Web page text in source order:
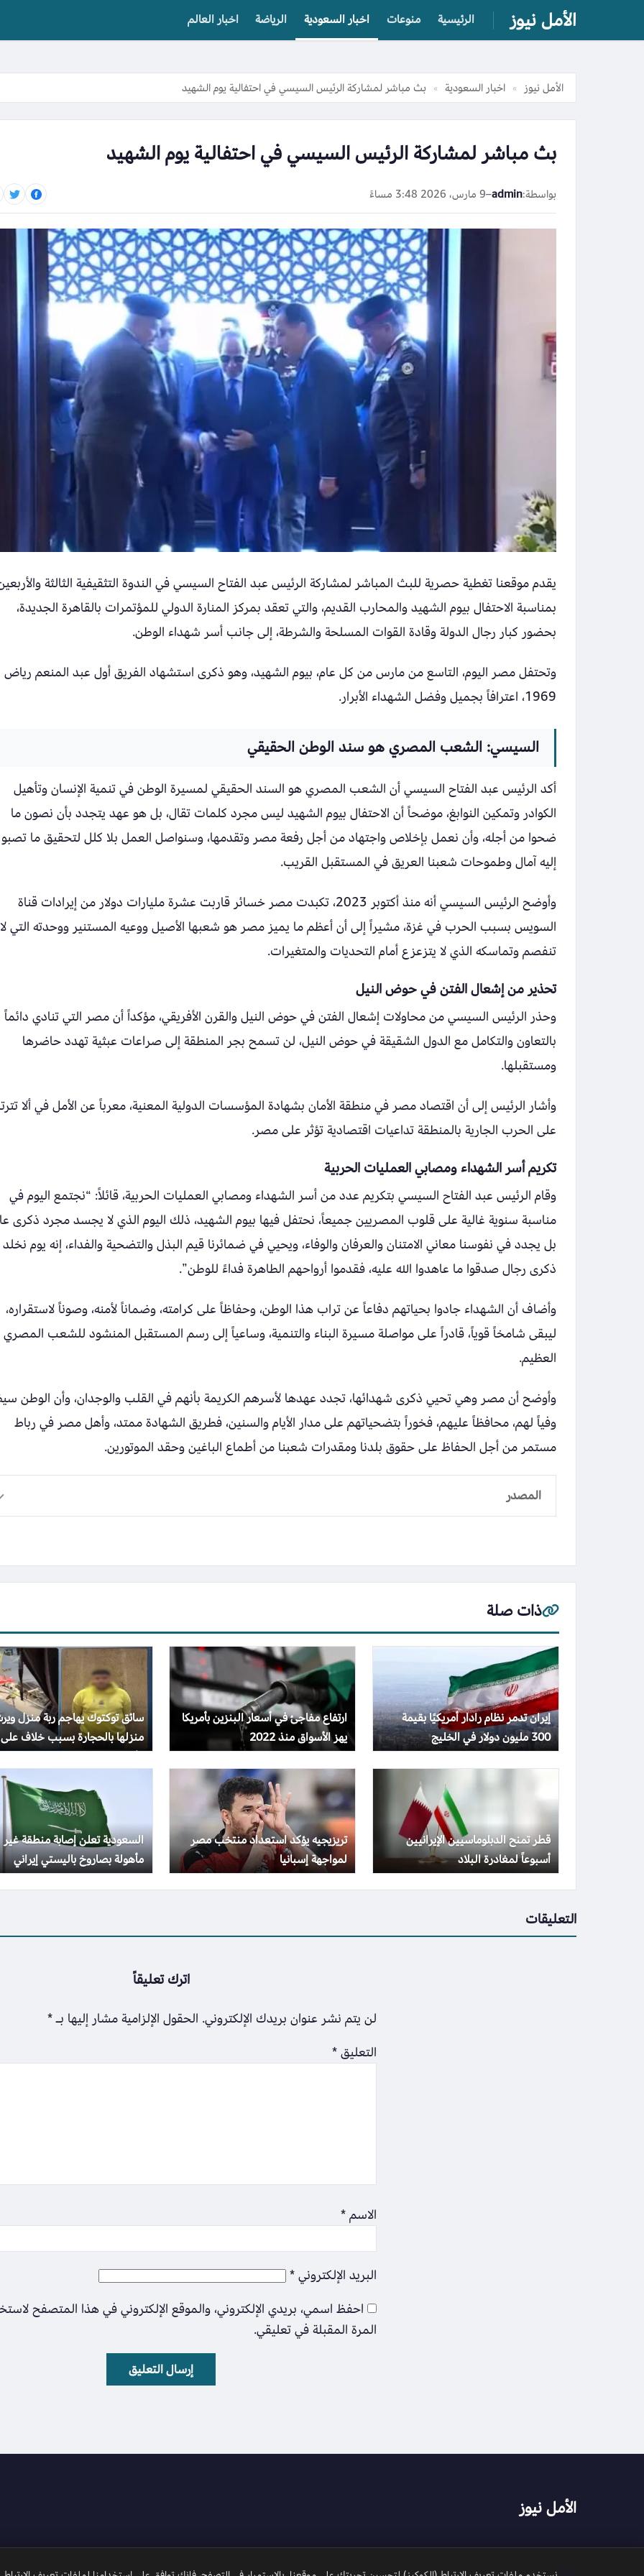
الأمل نيوز الرئيسية منوعات اخبار السعودية الرياضة اخبار العالم
الأمل نيوز » اخبار السعودية » بث مباشر لمشاركة الرئيس السيسي في احتفالية يوم الشهيد
بث مباشر لمشاركة الرئيس السيسي في احتفالية يوم الشهيد
بواسطة:admin
–9 مارس، 2026 3:48 مساءً
يقدم موقعنا تغطية حصرية للبث المباشر لمشاركة الرئيس عبد الفتاح السيسي في الندوة التثقيفية الثالثة
بمناسبة الاحتفال بيوم الشهيد والمحارب القديم، والتي تعقد بمركز المنارة الدولي للمؤتمرات بالقاهرة الجديدة،
بحضور كبار رجال الدولة وقادة القوات المسلحة والشرطة، إلى جانب أسر شهداء الوطن.
وتحتفل مصر اليوم، التاسع من مارس من كل عام، بيوم الشهيد، وهو ذكرى استشهاد الفريق أول عبد المنعم رياض
1969، اعترافاً بجميل وفضل الشهداء الأبرار.
السيسي: الشعب المصري هو سند الوطن الحقيقي
أكد الرئيس عبد الفتاح السيسي أن الشعب المصري هو السند الحقيقي لمسيرة الوطن في تنمية الإنسان وتأهيل
الكوادر وتمكين النوابغ، موضحاً أن الاحتفال بيوم الشهيد ليس مجرد كلمات تقال، بل هو عهد يتجدد بأن نصون ما
ضحوا من أجله، وأن نعمل بإخلاص واجتهاد من أجل رفعة مصر وتقدمها، وسنواصل العمل بلا كلل لتحقيق ما تصبو
إليه آمال وطموحات شعبنا العريق في المستقبل القريب.
وأوضح الرئيس السيسي أنه منذ أكتوبر 2023، تكبدت مصر خسائر قاربت عشرة مليارات دولار من إيرادات قناة
السويس بسبب الحرب في غزة، مشيراً إلى أن أعظم ما يميز مصر هو شعبها الأصيل ووعيه المستنير ووحدته التي لا
تنفصم وتماسكه الذي لا يتزعزع أمام التحديات والمتغيرات.
تحذير من إشعال الفتن في حوض النيل
وحذر الرئيس السيسي من محاولات إشعال الفتن في حوض النيل والقرن الأفريقي، مؤكداً أن مصر التي تنادي دائماً
بالتعاون والتكامل مع الدول الشقيقة في حوض النيل، لن تسمح بجر المنطقة إلى صراعات عبثية تهدد حاضرها
ومستقبلها.
وأشار الرئيس إلى أن اقتصاد مصر في منطقة الأمان بشهادة المؤسسات الدولية المعنية، معرباً عن الأمل في ألا
على الحرب الجارية بالمنطقة تداعيات اقتصادية تؤثر على مصر.
تكريم أسر الشهداء ومصابي العمليات الحربية
وقام الرئيس عبد الفتاح السيسي بتكريم عدد من أسر الشهداء ومصابي العمليات الحربية، قائلاً: “نجتمع اليوم في
مناسبة سنوية غالية على قلوب المصريين جميعاً، نحتفل فيها بيوم الشهيد، ذلك اليوم الذي لا يجسد مجرد ذكرى
بل يجدد في نفوسنا معاني الامتنان والعرفان والوفاء، ويحيي في ضمائرنا قيم البذل والتضحية والفداء، إنه يوم
ذكرى رجال صدقوا ما عاهدوا الله عليه، فقدموا أرواحهم الطاهرة فداءً للوطن”.
وأضاف أن الشهداء جادوا بحياتهم دفاعاً عن تراب هذا الوطن، وحفاظاً على كرامته، وضماناً لأمنه، وصوناً لاستقراره،
ليبقى شامخاً قوياً، قادراً على مواصلة مسيرة البناء والتنمية، وساعياً إلى رسم المستقبل المنشود للشعب المصري
العظيم.
وأوضح أن مصر وهي تحيي ذكرى شهدائها، تجدد عهدها لأسرهم الكريمة بأنهم في القلب والوجدان، وأن الوطن
وفياً لهم، محافظاً عليهم، فخوراً بتضحياتهم على مدار الأيام والسنين، فطريق الشهادة ممتد، وأهل مصر في رباط
مستمر من أجل الحفاظ على حقوق بلدنا ومقدرات شعبنا من أطماع الباغين وحقد الموتورين.
المصدر
ذات صلة
إيران تدمر نظام رادار أمريكيًا بقيمة
300 مليون دولار في الخليج
ارتفاع مفاجئ في أسعار البنزين بأمريكا
يهز الأسواق منذ 2022
سائق توكتوك يهاجم ربة منزل
منزلها بالحجارة بسبب خلاف على
الأجرة
قطر تمنح الدبلوماسيين الإيرانيين
أسبوعاً لمغادرة البلاد
تريزيجيه يؤكد استعداد منتخب مصر
لمواجهة إسبانيا
السعودية تعلن إصابة منطقة غير
مأهولة بصاروخ باليستي إيراني
التعليقات
اترك تعليقاً
لن يتم نشر عنوان بريدك الإلكتروني. الحقول الإلزامية مشار إليها بـ*
التعليق*
الاسم*
البريد الإلكتروني*
احفظ اسمي، بريدي الإلكتروني، والموقع الإلكتروني في هذا المتصفح
المرة المقبلة في تعليقي.
الأمل نيوز